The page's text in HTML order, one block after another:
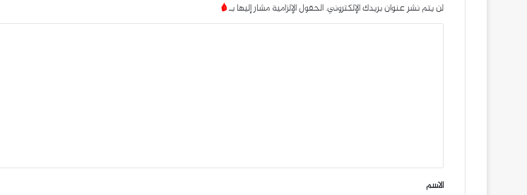
لن يتم نشر عنوان بريدك الإلكتروني.الحقول الإلزامية مشار إليها بـ*
*
الاسم